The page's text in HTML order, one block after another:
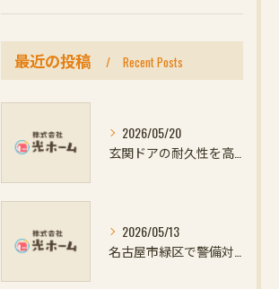
最近の投稿 Recent Posts
2026/05/20
2026/05/13